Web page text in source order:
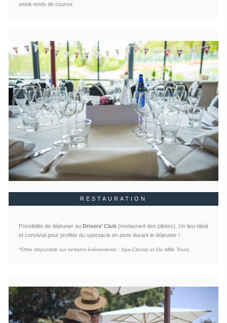
week-ends de course.
RESTAURATION
Possibilité de déjeuner au Drivers’ Club(restaurant des pilotes). Un lieu idéal
et convivial pour profiter du spectacle en piste durant le déjeuner !
*Offre disponible sur certains évènements : Spa-Classic et Dix Mille Tours.